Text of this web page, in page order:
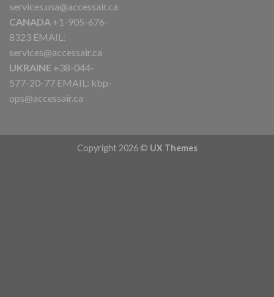
services.usa@accessair.ca
CANADA +1-905-676-
8323 EMAIL:
services@accessair.ca
UKRAINE +38-044-
577-20-77 EMAIL: kbp-
ops@accessair.ca
Copyright 2026 © UX Themes